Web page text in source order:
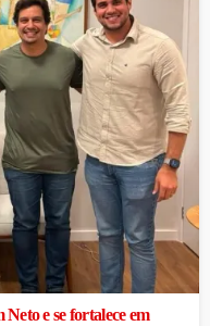
e se fortalece em